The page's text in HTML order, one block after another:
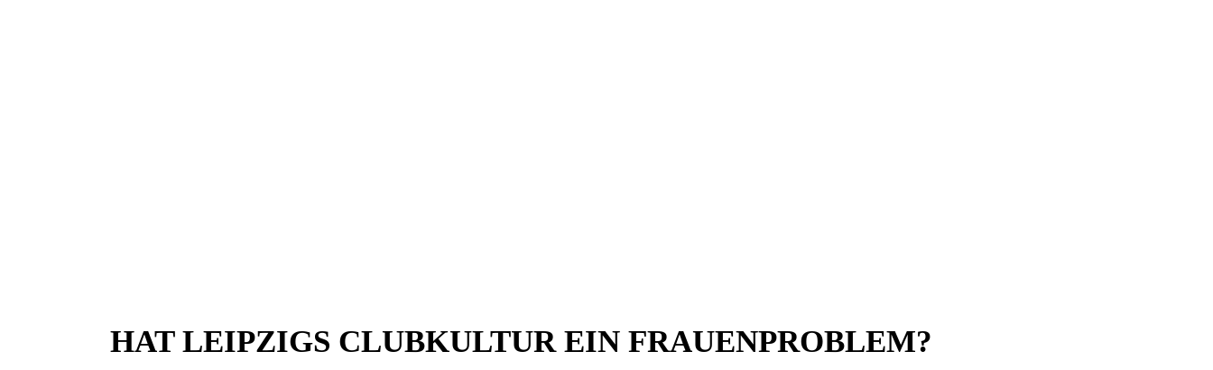
HAT LEIPZIGS CLUBKULTUR EIN FRAUENPROBLEM?